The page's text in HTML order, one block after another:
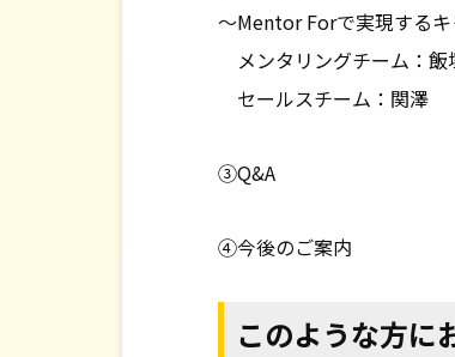
～Mentor Forで実現する
メンタリングチーム：飯
セールスチーム：関澤
③Q&A
④今後のご案内
このような方に